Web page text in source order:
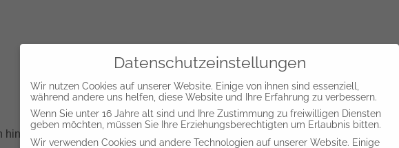
dem Gasthaus Rössle. Dort begann der junge
Datenschutzeinstellungen
Wir nutzen Cookies auf unserer Website. Einige von ihnen sind essenziell,
während andere uns helfen, diese Website und Ihre Erfahrung zu verbessern.
Wenn Sie unter 16 Jahre alt sind und Ihre Zustimmung zu freiwilligen Diensten
geben möchten, müssen Sie Ihre Erziehungsberechtigten um Erlaubnis bitten.
Wir verwenden Cookies und andere Technologien auf unserer Website. Einige